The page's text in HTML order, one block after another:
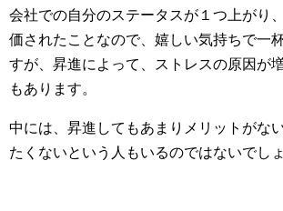
会社での自分のステータスが１つ上がり
価されたことなので、嬉しい気持ちで一
すが、昇進によって、ストレスの原因が
もあります。
中には、昇進してもあまりメリットがな
たくないという人もいるのではないでしょ